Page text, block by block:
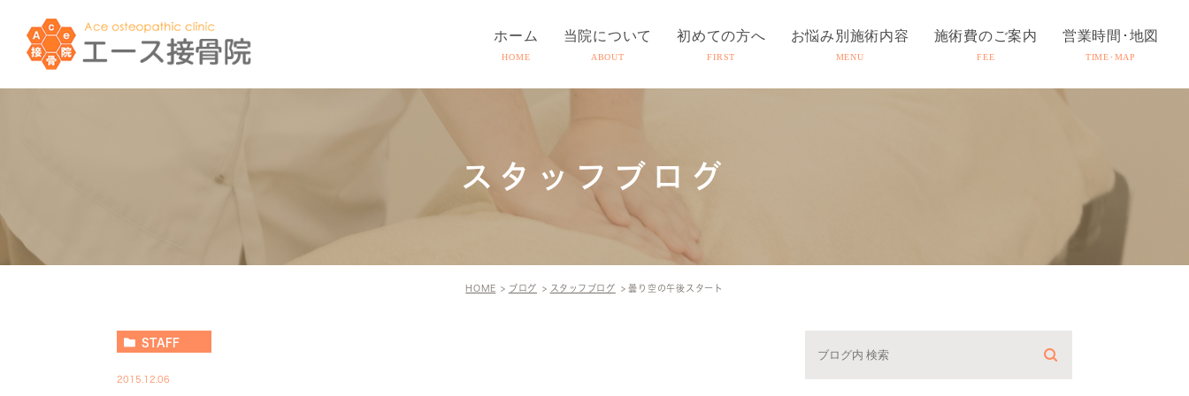
ホーム
HOME
当院について
ABOUT
初めての方へ
FIRST
お悩み別施術内容
MENU
施術費のご案内
FEE
営業時間･地図
TIME･MAP
スタッフブログ
HOME ブログ スタッフブログ 曇り空の午後スタート
STAFF
2015.12.06